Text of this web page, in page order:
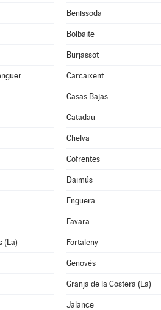
Benissoda
Bolbaite
Burjassot
Carcaixent
Casas Bajas
Catadau
Chelva
Cofrentes
Daimús
Enguera
Favara
(La) Fortaleny
Genovés
Granja de la Costera (La)
Jalance